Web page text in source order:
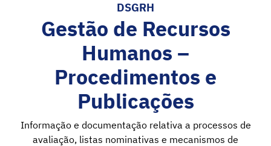
DSGRH
Gestão de Recursos
Humanos –
Procedimentos e
Publicações
Informação e documentação relativa a processos de
avaliação, listas nominativas e mecanismos de